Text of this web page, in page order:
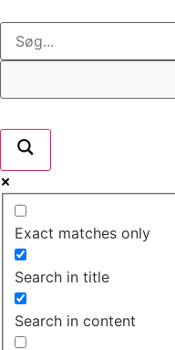
Exact matches only
Search in title
Search in content